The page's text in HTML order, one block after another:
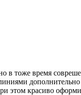
в тоже время
дополнительно
красиво